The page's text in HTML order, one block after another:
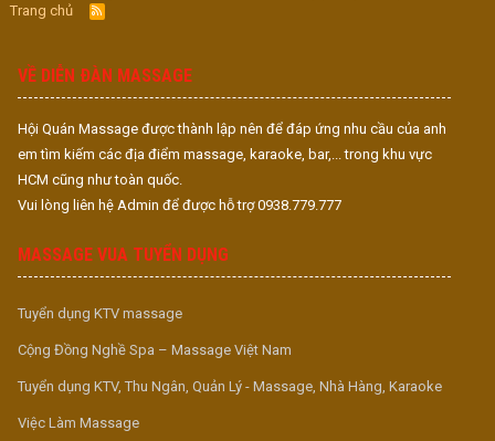
Trang chủ
R
S
VỀ DIỄN ĐÀN MASSAGE
Hội Quán Massage được thành lập nên để đáp ứng nhu cầu của anh
em tìm kiếm các địa điểm massage, karaoke, bar,... trong khu vực
HCM cũng như toàn quốc.
Vui lòng liên hệ Admin để được hỗ trợ 0938.779.777
MASSAGE VUA TUYỂN DỤNG
Tuyển dụng KTV massage
Cộng Đồng Nghề Spa – Massage Việt Nam
Tuyển dụng KTV, Thu Ngân, Quản Lý - Massage, Nhà Hàng, Karaoke
Việc Làm Massage